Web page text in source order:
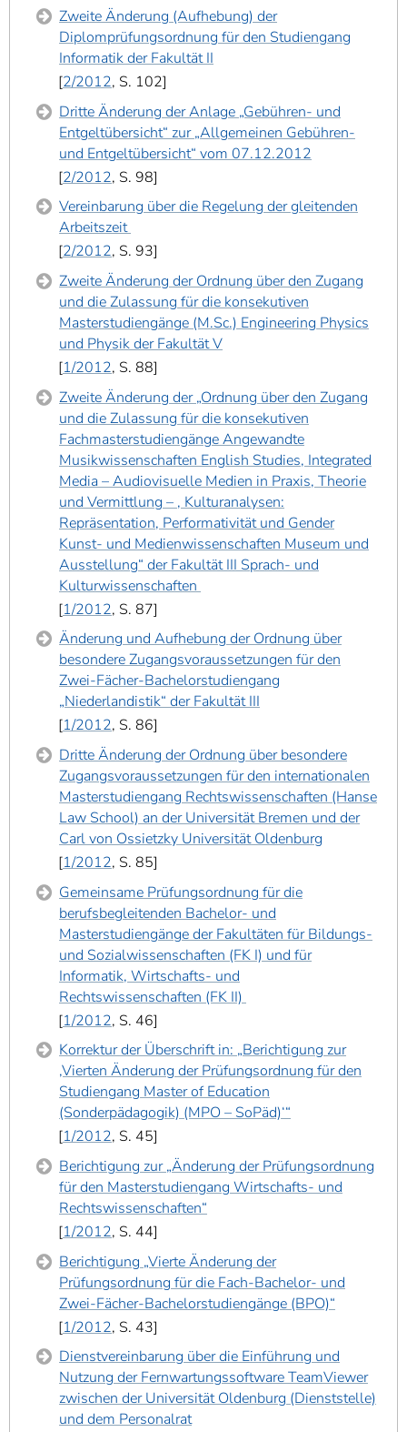
Zweite Änderung (Aufhebung) der
Diplomprüfungsordnung für den Studiengang
Informatik der Fakultät II
2/2012, S. 102
Dritte Änderung der Anlage „Gebühren- und
Entgeltübersicht“ zur „Allgemeinen Gebühren-
und Entgeltübersicht“ vom 07.12.2012
2/2012, S. 98
Vereinbarung über die Regelung der gleitenden
Arbeitszeit
2/2012, S. 93
Zweite Änderung der Ordnung über den Zugang
und die Zulassung für die konsekutiven
Masterstudiengänge (M.Sc.) Engineering Physics
und Physik der Fakultät V
1/2012, S. 88
Zweite Änderung der „Ordnung über den Zugang
und die Zulassung für die konsekutiven
Fachmasterstudiengänge Angewandte
Musikwissenschaften English Studies, Integrated
Media – Audiovisuelle Medien in Praxis, Theorie
und Vermittlung – , Kulturanalysen:
Repräsentation, Performativität und Gender
Kunst- und Medienwissenschaften Museum und
Ausstellung“ der Fakultät III Sprach- und
Kulturwissenschaften
1/2012, S. 87
Änderung und Aufhebung der Ordnung über
besondere Zugangsvoraussetzungen für den
Zwei-Fächer-Bachelorstudiengang
„Niederlandistik“ der Fakultät III
1/2012, S. 86
Dritte Änderung der Ordnung über besondere
Zugangsvoraussetzungen für den internationalen
Masterstudiengang Rechtswissenschaften (Hanse
Law School) an der Universität Bremen und der
Carl von Ossietzky Universität Oldenburg
1/2012, S. 85
Gemeinsame Prüfungsordnung für die
berufsbegleitenden Bachelor- und
Masterstudiengänge der Fakultäten für Bildungs-
und Sozialwissenschaften (FK I) und für
Informatik, Wirtschafts- und
Rechtswissenschaften (FK II)
1/2012, S. 46
Korrektur der Überschrift in: „Berichtigung zur
‚Vierten Änderung der Prüfungsordnung für den
Studiengang Master of Education
(Sonderpädagogik) (MPO – SoPäd)‘“
1/2012, S. 45
Berichtigung zur „Änderung der Prüfungsordnung
für den Masterstudiengang Wirtschafts- und
Rechtswissenschaften“
1/2012, S. 44
Berichtigung „Vierte Änderung der
Prüfungsordnung für die Fach-Bachelor- und
Zwei-Fächer-Bachelorstudiengänge (BPO)“
1/2012, S. 43
Dienstvereinbarung über die Einführung und
Nutzung der Fernwartungssoftware TeamViewer
zwischen der Universität Oldenburg (Dienststelle)
und dem Personalrat